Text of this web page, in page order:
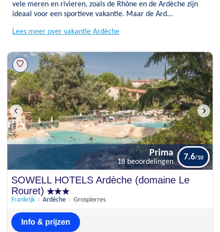
vele meren en rivieren, zoals de Rhône en de Ardèche zijn
ideaal voor een sportieve vakantie. Maar de Ard...
Lees meer over vakantie Ardèche
Prima
18 beoordelingen
7.6
SOWELL HOTELS Ardèche (domaine Le
Rouret)
Frankrijk Ardèche Grospierres
Prima
18 beoordelingen
7.6
Info & prijzen